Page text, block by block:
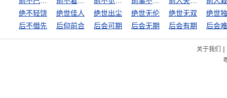
绝不轻饶
绝世佳人 绝世出尘 绝世无伦 绝世无双
绝世
后不僭先
后仰前合 后会可期 后会无期 后会有期 后会
关于我们 |